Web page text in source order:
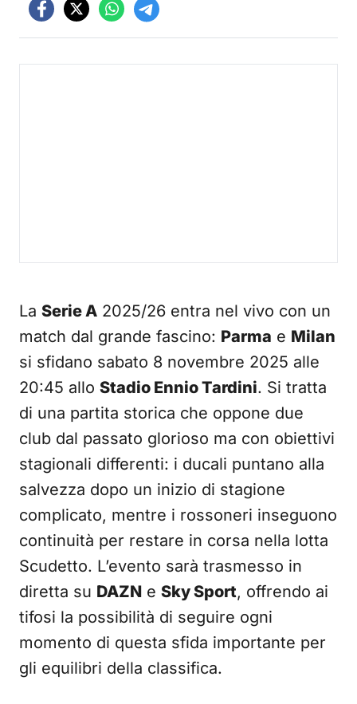
La Serie A 2025/26 entra nel vivo con un
match dal grande fascino: Parma e Milan
si sfidano sabato 8 novembre 2025 alle
20:45 allo Stadio Ennio Tardini. Si tratta
di una partita storica che oppone due
club dal passato glorioso ma con obiettivi
stagionali differenti: i ducali puntano alla
salvezza dopo un inizio di stagione
complicato, mentre i rossoneri inseguono
continuità per restare in corsa nella lotta
Scudetto. L’evento sarà trasmesso in
diretta su DAZN e Sky Sport, offrendo ai
tifosi la possibilità di seguire ogni
momento di questa sfida importante per
gli equilibri della classifica.